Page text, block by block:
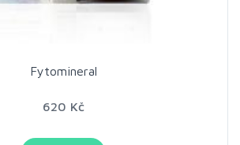
Fytomineral
620 Kč